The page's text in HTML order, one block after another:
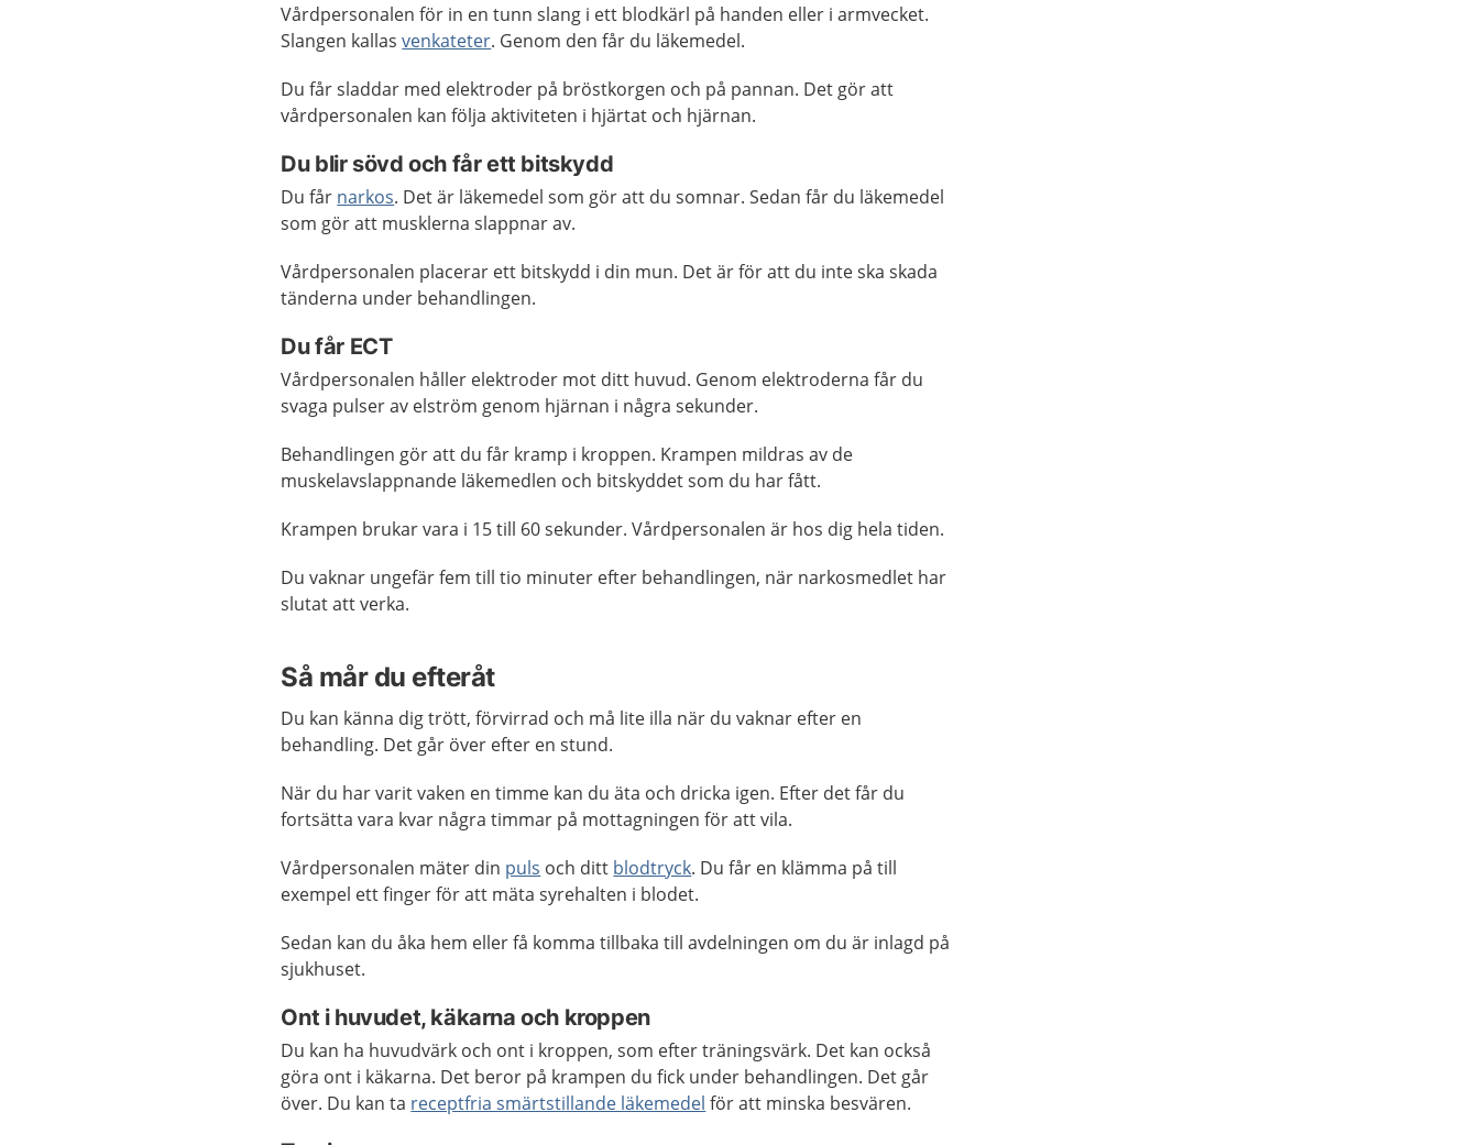
Vårdpersonalen för in en tunn slang i ett blodkärl på handen eller i armvecket.
Slangen kallasvenkateter. Genom den får du läkemedel.
Du får sladdar med elektroder på bröstkorgen och på pannan. Det gör att
vårdpersonalen kan följa aktiviteten i hjärtat och hjärnan.
Du blir sövd och får ett bitskydd
Du får narkos. Det är läkemedel som gör att du somnar. Sedan får du läkemedel
som gör att musklerna slappnar av.
Vårdpersonalen placerar ett bitskydd i din mun. Det är för att du inte ska skada
tänderna under behandlingen.
Du får ECT
Vårdpersonalen håller elektroder mot ditt huvud. Genom elektroderna får du
svaga pulser av elström genom hjärnan i några sekunder.
Behandlingen gör att du får kramp i kroppen. Krampen mildras av de
muskelavslappnande läkemedlen och bitskyddet som du har fått.
Krampen brukar vara i 15 till 60 sekunder. Vårdpersonalen är hos dig hela tiden.
Du vaknar ungefär fem till tio minuter efter behandlingen, när narkosmedlet har
slutat att verka.
Så mår du efteråt
Du kan känna dig trött, förvirrad och må lite illa när du vaknar efter en
behandling. Det går över efter en stund.
När du har varit vaken en timme kan du äta och dricka igen. Efter det får du
fortsätta vara kvar några timmar på mottagningen för att vila.
Vårdpersonalen mäter din puls och ditt blodtryck. Du får en klämma på till
exempel ett finger för att mäta syrehalten i blodet.
Sedan kan du åka hem eller få komma tillbaka till avdelningen om du är inlagd på
sjukhuset.
Ont i huvudet, käkarna och kroppen
Du kan ha huvudvärk och ont i kroppen, som efter träningsvärk. Det kan också
göra ont i käkarna. Det beror på krampen du fick under behandlingen. Det går
över. Du kan ta receptfria smärtstillande läkemedel för att minska besvären.